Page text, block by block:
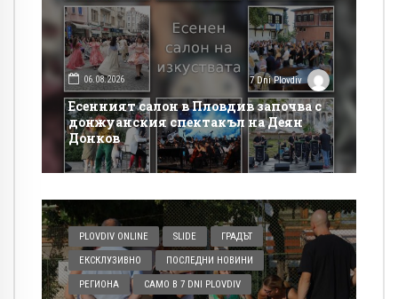
06.08.2026 7 Dni Plovdiv
Есенният салон в Пловдив започва с
донжуанския спектакъл на Деян
Донков
PLOVDIV ONLINE SLIDE ГРАДЪТ
ЕКСКЛУЗИВНО ПОСЛЕДНИ НОВИНИ
РЕГИОНА САМО В 7 DNI PLOVDIV